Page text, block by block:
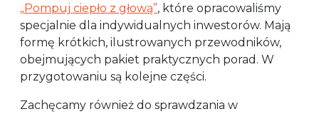
„Pompuj ciepło z głową”, które opracowaliśmy
specjalnie dla indywidualnych inwestorów. Mają
formę krótkich, ilustrowanych przewodników,
obejmujących pakiet praktycznych porad. W
przygotowaniu są kolejne części.
Zachęcamy również do sprawdzania w